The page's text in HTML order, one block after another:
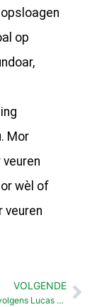
op
Mor
wèl of
veuren
VOLGENDE
t Evengelie volgens Lucas Jezus zegent kinder (18:15-17)